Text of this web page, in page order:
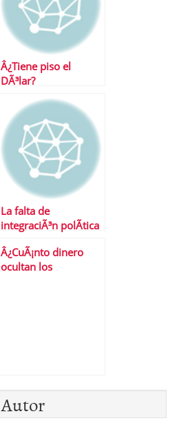
Â¿Tiene piso el
DÃ³lar?
La falta de
integraciÃ³n polÃ­tica
Â¿CuÃ¡nto dinero
ocultan los
Autor